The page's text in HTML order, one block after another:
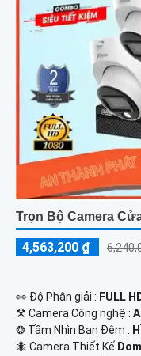
Trọn Bộ Camera
4,563,200 ₫
️👀 Độ Phân giải : FULL
⚒ Camera Công nghệ :
❂ Tầm Nhìn Ban Đêm :
🐜 Camera Thiết Kế